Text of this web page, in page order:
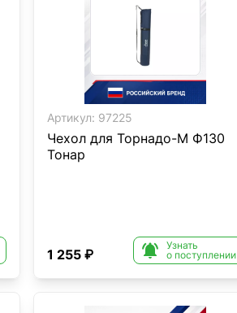
Артикул: 97225
Чехол для Торнадо-М Ф130
Тонар
1 255 ₽ 
Узнать
о поступлении